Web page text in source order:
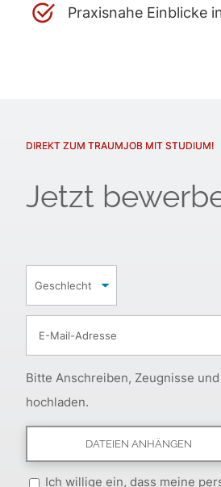
Praxisnahe Einblicke
DIREKT ZUM TRAUMJOB MIT STUDIUM!
Jetzt
Bitte Anschreiben, Zeugnisse
hochladen.
Ich willige ein, dass meine